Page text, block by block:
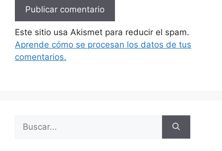
Este sitio usa Akismet para reducir el spam.
Aprende cómo se procesan los datos de tus
comentarios.
Buscar: